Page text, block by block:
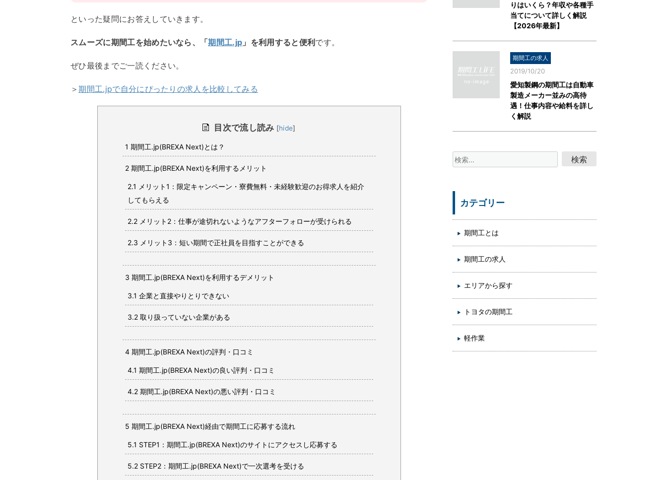
といった疑問にお答えしていきます。
スムーズに期間工を始めたいなら、「期間工.jp 」を利用すると便利 です。
ぜひ最後までご一読ください。
＞期間工.jpで自分にぴったりの求人を比較してみる
目次で流し読み [hide]
1 期間工.jp(BREXA Next)とは？
2 期間工.jp(BREXA Next)を利用するメリット
2.1 メリット1：限定キャンペーン・寮費無料・未経験歓迎のお得求人を紹介
してもらえる
2.2 メリット2：仕事が途切れないようなアフターフォローが受けられる
2.3 メリット3：短い期間で正社員を目指すことができる
3 期間工.jp(BREXA Next)を利用するデメリット
3.1 企業と直接やりとりできない
3.2 取り扱っていない企業がある
4 期間工.jp(BREXA Next)の評判・口コミ
4.1 期間工.jp(BREXA Next)の良い評判・口コミ
4.2 期間工.jp(BREXA Next)の悪い評判・口コミ
5 期間工.jp(BREXA Next)経由で期間工に応募する流れ
5.1 STEP1：期間工.jp(BREXA Next)のサイトにアクセスし応募する
5.2 STEP2：期間工.jp(BREXA Next)で一次選考を受ける
りはいくら？年収や各種手
当てについて詳しく解説
【2026年最新】
期間工の求人
2019/10/20
愛知製鋼の期間工は自動車
製造メーカー並みの高待
遇！仕事内容や給料を詳し
く解説
検
索:
カテゴリー
期間工とは
期間工の求人
エリアから探す
トヨタの期間工
軽作業